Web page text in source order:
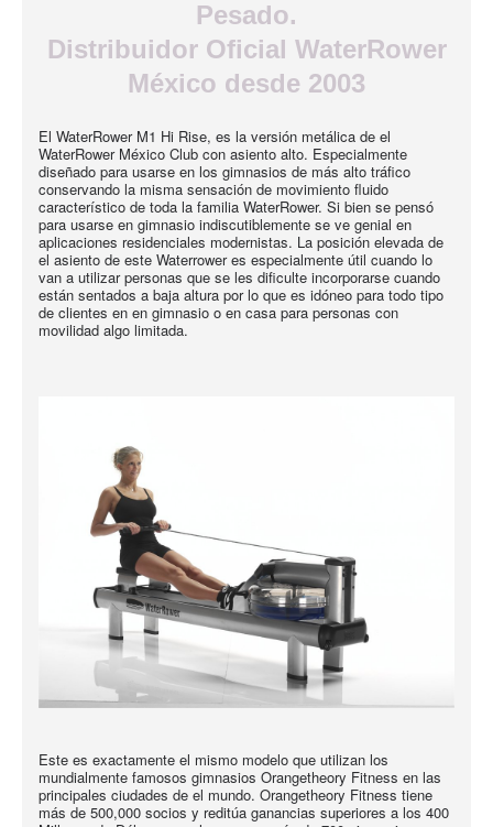
Pesado.
Distribuidor Oficial WaterRower
México desde 2003
El WaterRower M1 Hi Rise, es la versión metálica de el
WaterRower México Club con asiento alto. Especialmente
diseñado para usarse en los gimnasios de más alto tráfico
conservando la misma sensación de movimiento fluido
característico de toda la familia WaterRower. Si bien se pensó
para usarse en gimnasio indiscutiblemente se ve genial en
aplicaciones residenciales modernistas. La posición elevada de
el asiento de este Waterrower es especialmente útil cuando lo
van a utilizar personas que se les dificulte incorporarse cuando
están sentados a baja altura por lo que es idóneo para todo tipo
de clientes en en gimnasio o en casa para personas con
movilidad algo limitada.
Este es exactamente el mismo modelo que utilizan los
mundialmente famosos gimnasios Orangetheory Fitness en las
principales ciudades de el mundo. Orangetheory Fitness tiene
más de 500,000 socios y reditúa ganancias superiores a los 400